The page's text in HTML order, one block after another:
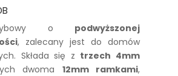
o podwyższonej
, zalecany jest do domów
Składa się z trzech 4mm
dwoma 12mm ramkami,